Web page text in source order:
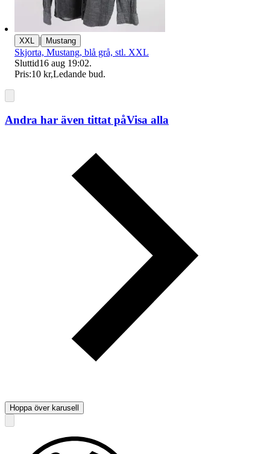
XXL | Mustang
Skjorta, Mustang, blå grå, stl. XXL
Sluttid16 aug 19:02.
Pris:10 kr,Ledande bud.
Andra har även tittat påVisa alla
Hoppa över karusell